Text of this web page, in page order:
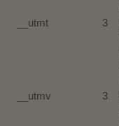
__utmt 3
__utmv 3